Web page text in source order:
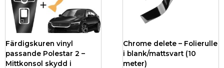
Färdigskuren vinyl
passande Polestar 2 –
Mittkonsol skydd i
olika
alternativen
kan
väljas
på
produktsidan
Chrome delete – Folierulle
i blank/mattsvart (10
meter)
väljas
på